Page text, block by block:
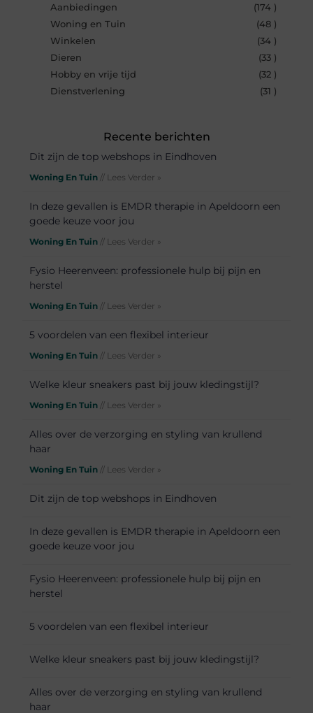
Aanbiedingen
(174 )
Woning en Tuin
(48 )
Winkelen
(34 )
Dieren
(33 )
Hobby en vrije tijd
(32 )
Dienstverlening
(31 )
Recente berichten
Dit zijn de top webshops in Eindhoven
Woning En Tuin // Lees Verder »
In deze gevallen is EMDR therapie in Apeldoorn een
goede keuze voor jou
Woning En Tuin // Lees Verder »
Fysio Heerenveen: professionele hulp bij pijn en
herstel
Woning En Tuin // Lees Verder »
5 voordelen van een flexibel interieur
Woning En Tuin // Lees Verder »
Welke kleur sneakers past bij jouw kledingstijl?
Woning En Tuin // Lees Verder »
Alles over de verzorging en styling van krullend
haar
Woning En Tuin // Lees Verder »
Dit zijn de top webshops in Eindhoven
In deze gevallen is EMDR therapie in Apeldoorn een
goede keuze voor jou
Fysio Heerenveen: professionele hulp bij pijn en
herstel
5 voordelen van een flexibel interieur
Welke kleur sneakers past bij jouw kledingstijl?
Alles over de verzorging en styling van krullend
haar